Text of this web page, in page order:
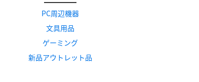
PC周辺機器
文具用品
ゲーミング
新品アウトレット品